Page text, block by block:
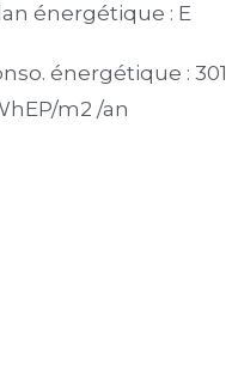
énergétique : E
énergétique : 301
m2 /an